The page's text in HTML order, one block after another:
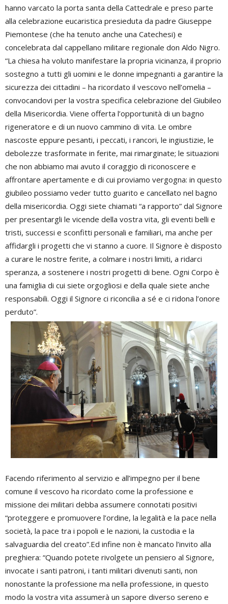
hanno varcato la porta santa della Cattedrale e preso parte
alla celebrazione eucaristica presieduta da padre Giuseppe
Piemontese (che ha tenuto anche una Catechesi) e
concelebrata dal cappellano militare regionale don Aldo Nigro.
“La chiesa ha voluto manifestare la propria vicinanza, il proprio
sostegno a tutti gli uomini e le donne impegnanti a garantire la
sicurezza dei cittadini – ha ricordato il vescovo nell’omelia –
convocandovi per la vostra specifica celebrazione del Giubileo
della Misericordia. Viene offerta l’opportunità di un bagno
rigeneratore e di un nuovo cammino di vita. Le ombre
nascoste eppure pesanti, i peccati, i rancori, le ingiustizie, le
debolezze trasformate in ferite, mai rimarginate; le situazioni
che non abbiamo mai avuto il coraggio di riconoscere e
affrontare apertamente e di cui proviamo vergogna: in questo
giubileo possiamo veder tutto guarito e cancellato nel bagno
della misericordia. Oggi siete chiamati “a rapporto” dal Signore
per presentargli le vicende della vostra vita, gli eventi belli e
tristi, successi e sconfitti personali e familiari, ma anche per
affidargli i progetti che vi stanno a cuore. Il Signore è disposto
a curare le nostre ferite, a colmare i nostri limiti, a ridarci
speranza, a sostenere i nostri progetti di bene. Ogni Corpo è
una famiglia di cui siete orgogliosi e della quale siete anche
responsabili. Oggi il Signore ci riconcilia a sé e ci ridona l’onore
perduto”.
Facendo riferimento al servizio e all’impegno per il bene
comune il vescovo ha ricordato come la professione e
missione dei militari debba assumere connotati positivi
“proteggere e promuovere l’ordine, la legalità e la pace nella
società, la pace tra i popoli e le nazioni, la custodia e la
salvaguardia del creato”.Ed infine non è mancato l’invito alla
preghiera: “Quando potete rivolgete un pensiero al Signore,
invocate i santi patroni, i tanti militari divenuti santi, non
nonostante la professione ma nella professione, in questo
modo la vostra vita assumerà un sapore diverso sereno e